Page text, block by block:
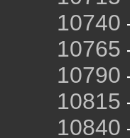
10740
10765
10790
10815
10840